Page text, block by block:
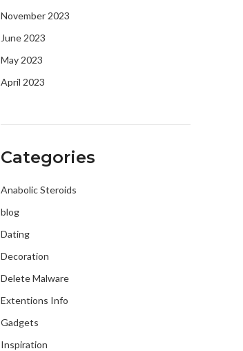
November 2023
June 2023
May 2023
April 2023
Categories
Anabolic Steroids
blog
Dating
Decoration
Delete Malware
Extentions Info
Gadgets
Inspiration